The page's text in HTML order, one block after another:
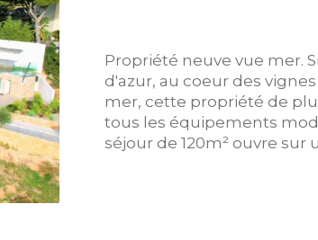
Propriété neuve vue mer.
d'azur, au coeur des
mer, cette propriété de
tous les équipements
séjour de 120m² ouvre sur